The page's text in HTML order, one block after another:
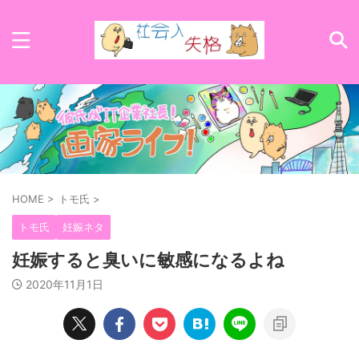
HOME > トモ氏 >
トモ氏 妊娠ネタ
妊娠すると臭いに敏感になるよね
2020年11月1日